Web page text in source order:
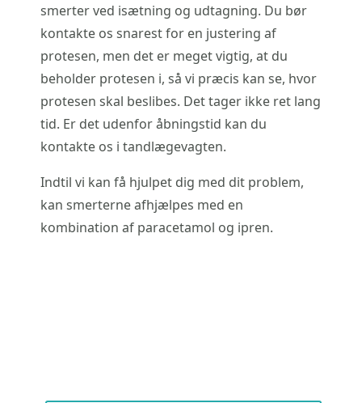
smerter ved isætning og udtagning. Du bør
kontakte os snarest for en justering af
protesen, men det er meget vigtig, at du
beholder protesen i, så vi præcis kan se, hvor
protesen skal beslibes. Det tager ikke ret lang
tid. Er det udenfor åbningstid kan du
kontakte os i tandlægevagten.
Indtil vi kan få hjulpet dig med dit problem,
kan smerterne afhjælpes med en
kombination af paracetamol og ipren.